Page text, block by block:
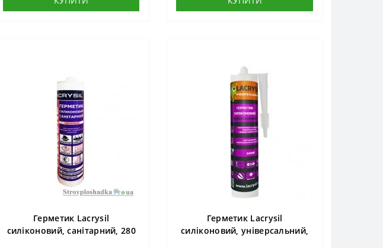
Герметик Lacrysil
силіконовий, санітарний, 280
Герметик Lacrysil
силіконовий, універсальний,